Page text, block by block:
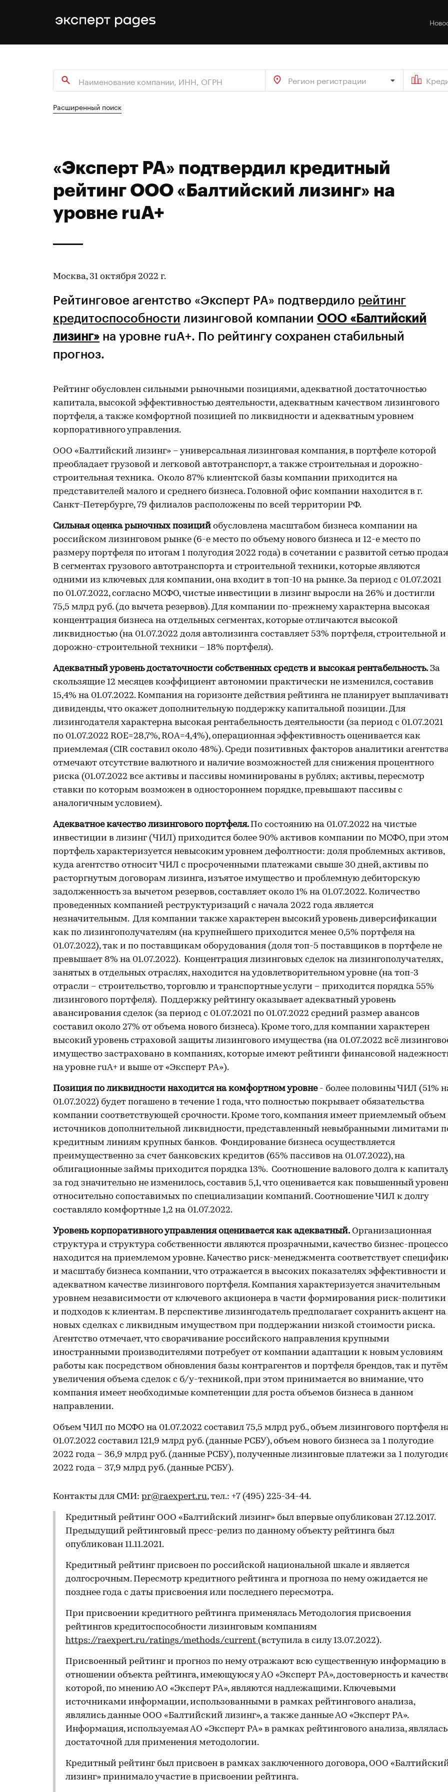
Регион регистрации
Расширенный поиск
«Эксперт РА» подтвердил кредитный
рейтинг ООО «Балтийский лизинг» на
уровне ruA+
Москва, 31 октября 2022 г.
Рейтинговое агентство «Эксперт РА» подтвердило рейтинг
кредитоспособности лизинговой компании ООО «Балтийский
лизинг» на уровне ruA+. По рейтингу сохранен стабильный
прогноз.
Рейтинг обусловлен сильными рыночными позициями, адекватной достаточностью
капитала, высокой эффективностью деятельности, адекватным качеством лизингового
портфеля, а также комфортной позицией по ликвидности и адекватным уровнем
корпоративного управления.
ООО «Балтийский лизинг» – универсальная лизинговая компания, в портфеле которой
преобладает грузовой и легковой автотранспорт, а также строительная и дорожно-
строительная техника. Около 87% клиентской базы компании приходится на
представителей малого и среднего бизнеса. Головной офис компании находится в г.
Санкт-Петербурге, 79 филиалов расположены по всей территории РФ.
Сильная оценка рыночных позиций обусловлена масштабом бизнеса компании на
российском лизинговом рынке (6-е место по объему нового бизнеса и 12-е место по
размеру портфеля по итогам 1 полугодия 2022 года) в сочетании с развитой сетью
В сегментах грузового автотранспорта и строительной техники, которые являются
одними из ключевых для компании, она входит в топ-10 на рынке. За период с 01.07.2021
по 01.07.2022, согласно МСФО, чистые инвестиции в лизинг выросли на 26% и достигли
75,5 млрд руб. (до вычета резервов). Для компании по-прежнему характерна высокая
концентрация бизнеса на отдельных сегментах, которые отличаются высокой
ликвидностью (на 01.07.2022 доля автолизинга составляет 53% портфеля, строительной и
дорожно-строительной техники – 18% портфеля).
Адекватный уровень достаточности собственных средств и высокая рентабельность. За
скользящие 12 месяцев коэффициент автономии практически не изменился, составив
15,4% на 01.07.2022. Компания на горизонте действия рейтинга не планирует
дивиденды, что окажет дополнительную поддержку капитальной позиции. Для
лизингодателя характерна высокая рентабельность деятельности (за период с 01.07.2021
по 01.07.2022 ROE=28,7%, ROA=4,4%), операционная эффективность оценивается как
приемлемая (CIR составил около 48%). Среди позитивных факторов аналитики
отмечают отсутствие валютного и наличие возможностей для снижения процентного
риска (01.07.2022 все активы и пассивы номинированы в рублях; активы, пересмотр
ставки по которым возможен в одностороннем порядке, превышают пассивы с
аналогичным условием).
Адекватное качество лизингового портфеля. По состоянию на 01.07.2022 на чистые
инвестиции в лизинг (ЧИЛ) приходится более 90% активов компании по МСФО, при
портфель характеризуется невысоким уровнем дефолтности: доля проблемных активов,
куда агентство относит ЧИЛ с просроченными платежами свыше 30 дней, активы по
расторгнутым договорам лизинга, изъятое имущество и проблемную дебиторскую
задолженность за вычетом резервов, составляет около 1% на 01.07.2022. Количество
проведенных компанией реструктуризаций с начала 2022 года является
незначительным. Для компании также характерен высокий уровень диверсификации
как по лизингополучателям (на крупнейшего приходится менее 0,5% портфеля на
01.07.2022), так и по поставщикам оборудования (доля топ-5 поставщиков в портфеле не
превышает 8% на 01.07.2022). Концентрация лизинговых сделок на лизингополучателях,
занятых в отдельных отраслях, находится на удовлетворительном уровне (на топ-3
отрасли – строительство, торговлю и транспортные услуги – приходится порядка 55%
лизингового портфеля). Поддержку рейтингу оказывает адекватный уровень
авансирования сделок (за период с 01.07.2021 по 01.07.2022 средний размер авансов
составил около 27% от объема нового бизнеса). Кроме того, для компании характерен
высокий уровень страховой защиты лизингового имущества (на 01.07.2022 всё
имущество застраховано в компаниях, которые имеют рейтинги финансовой
на уровне ruA+ и выше от «Эксперт РА»).
Позиция по ликвидности находится на комфортном уровне- более половины ЧИЛ (51%
01.07.2022) будет погашено в течение 1 года, что полностью покрывает обязательства
компании соответствующей срочности. Кроме того, компания имеет приемлемый объем
источников дополнительной ликвидности, представленный невыбранными лимитами
кредитным линиям крупных банков. Фондирование бизнеса осуществляется
преимущественно за счет банковских кредитов (65% пассивов на 01.07.2022), на
облигационные займы приходится порядка 13%. Соотношение валового долга к
за год значительно не изменилось, составив 5,1, что оценивается как повышенный
относительно сопоставимых по специализации компаний. Соотношение ЧИЛ к долгу
составляло комфортные 1,2 на 01.07.2022.
Уровень корпоративного управления оценивается как адекватный. Организационная
структура и структура собственности являются прозрачными, качество бизнес-
находится на приемлемом уровне. Качество риск-менеджмента соответствует
и масштабу бизнеса компании, что отражается в высоких показателях эффективности и
адекватном качестве лизингового портфеля. Компания характеризуется значительным
уровнем независимости от ключевого акционера в части формирования риск-политики
и подходов к клиентам. В перспективе лизингодатель предполагает сохранить акцент на
новых сделках с ликвидным имуществом при поддержании низкой стоимости риска.
Агентство отмечает, что сворачивание российского направления крупными
иностранными производителями потребует от компании адаптации к новым условиям
работы как посредством обновления базы контрагентов и портфеля брендов, так и путём
увеличения объема сделок с б/у-техникой, при этом принимается во внимание, что
компания имеет необходимые компетенции для роста объемов бизнеса в данном
направлении.
Объем ЧИЛ по МСФО на 01.07.2022 составил 75,5 млрд руб., объем лизингового портфеля
01.07.2022 составил 121,9 млрд руб. (данные РСБУ), объем нового бизнеса за 1 полугодие
2022 года – 36,9 млрд руб. (данные РСБУ), полученные лизинговые платежи за 1
2022 года – 37,9 млрд руб. (данные РСБУ).
Контакты для СМИ: pr@raexpert.ru, тел.: +7 (495) 225-34-44.
Кредитный рейтинг ООО «Балтийский лизинг» был впервые опубликован 27.12.2017.
Предыдущий рейтинговый пресс-релиз по данному объекту рейтинга был
опубликован 11.11.2021.
Кредитный рейтинг присвоен по российской национальной шкале и является
долгосрочным. Пересмотр кредитного рейтинга и прогноза по нему ожидается не
позднее года с даты присвоения или последнего пересмотра.
При присвоении кредитного рейтинга применялась Методология присвоения
рейтингов кредитоспособности лизинговым компаниям
https://raexpert.ru/ratings/methods/current (вступила в силу 13.07.2022).
Присвоенный рейтинг и прогноз по нему отражают всю существенную информацию в
отношении объекта рейтинга, имеющуюся у АО «Эксперт РА», достоверность и
которой, по мнению АО «Эксперт РА», являются надлежащими. Ключевыми
источниками информации, использованными в рамках рейтингового анализа,
являлись данные ООО «Балтийский лизинг», а также данные АО «Эксперт РА».
Информация, используемая АО «Эксперт РА» в рамках рейтингового анализа, являлась
достаточной для применения методологии.
Кредитный рейтинг был присвоен в рамках заключенного договора, ООО
лизинг» принимало участие в присвоении рейтинга.